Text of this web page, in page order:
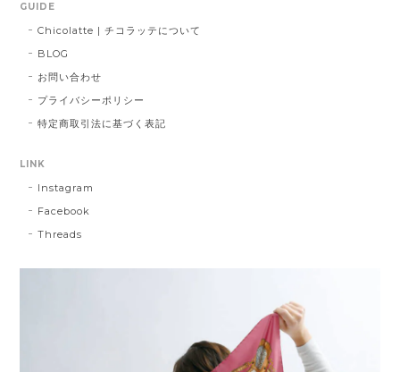
GUIDE
Chicolatte | チコラッテについて
BLOG
お問い合わせ
プライバシーポリシー
特定商取引法に基づく表記
LINK
Instagram
Facebook
Threads